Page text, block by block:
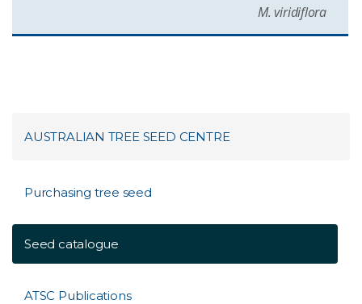
M. viridiflora
AUSTRALIAN TREE SEED CENTRE
Purchasing tree seed
Seed catalogue
ATSC Publications